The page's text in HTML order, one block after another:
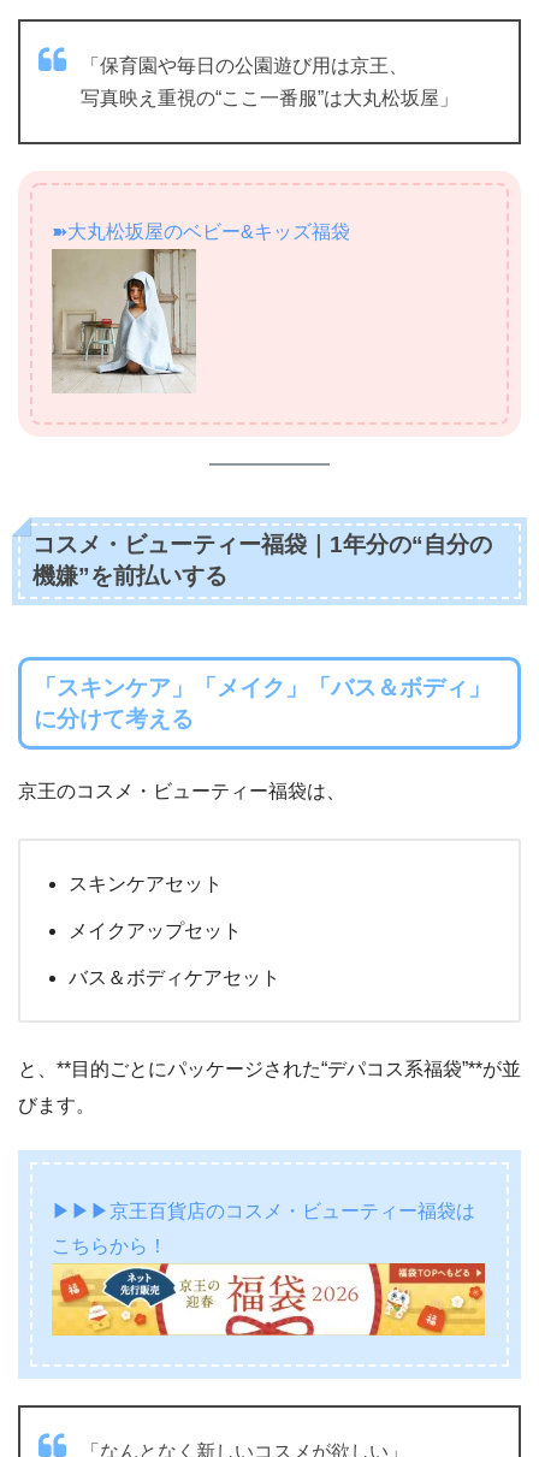
「保育園や毎日の公園遊び用は京王、
写真映え重視の“ここ一番服”は大丸松坂屋」
➽大丸松坂屋のベビー&キッズ福袋
コスメ・ビューティー福袋｜1年分の“自分の
機嫌”を前払いする
「スキンケア」「メイク」「バス＆ボディ」
に分けて考える
京王のコスメ・ビューティー福袋は、
スキンケアセット
メイクアップセット
バス＆ボディケアセット
と、**目的ごとにパッケージされた“デパコス系福袋”**が並
びます。
▶▶▶京王百貨店のコスメ・ビューティー福袋は
こちらから！
「なんとなく新しいコスメが欲しい」